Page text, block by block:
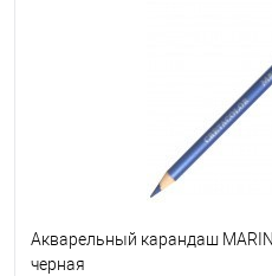
Акварельный карандаш
черная